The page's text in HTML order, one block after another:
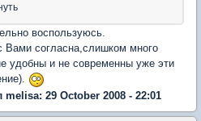
воспользуюсь.
Вами согласна,слишком много
удобны и не современны уже эти
29 October 2008 - 22:01